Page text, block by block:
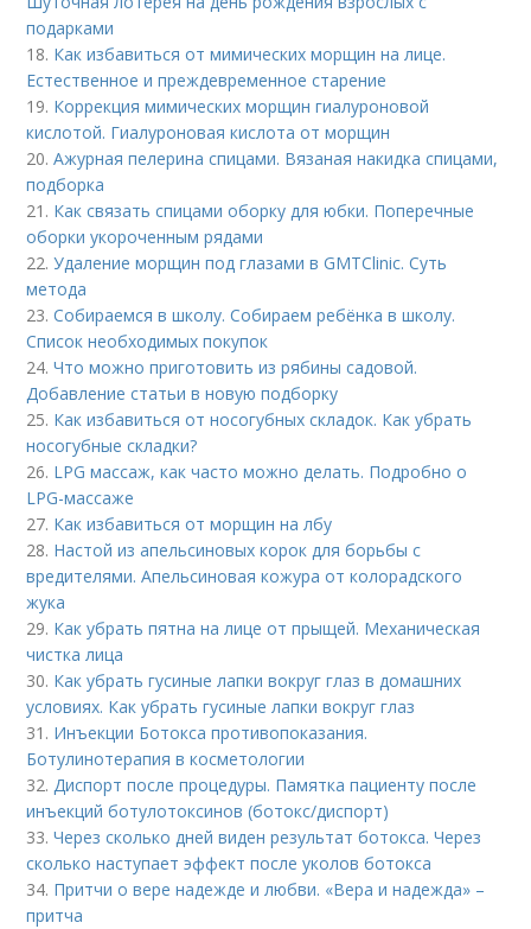
подарками
18. Как избавиться от мимических морщин на лице.
Естественное и преждевременное старение
19. Коррекция мимических морщин гиалуроновой
кислотой. Гиалуроновая кислота от морщин
20.Ажурная пелерина спицами. Вязаная накидка спицами,
подборка
21. Как связать спицами оборку для юбки. Поперечные
оборки укороченным рядами
22.Удаление морщин под глазами в GMTClinic. Суть
метода
23.Собираемся в школу. Собираем ребёнка в школу.
Список необходимых покупок
24.Что можно приготовить из рябины садовой.
Добавление статьи в новую подборку
25. Как избавиться от носогубных складок. Как убрать
носогубные складки?
26. LPG массаж, как часто можно делать. Подробно о
LPG-массаже
27. Как избавиться от морщин на лбу
28. Настой из апельсиновых корок для борьбы с
вредителями. Апельсиновая кожура от колорадского
жука
29. Как убрать пятна на лице от прыщей. Механическая
чистка лица
30. Как убрать гусиные лапки вокруг глаз в домашних
условиях. Как убрать гусиные лапки вокруг глаз
31. Инъекции Ботокса противопоказания.
Ботулинотерапия в косметологии
32.Диспорт после процедуры. Памятка пациенту после
инъекций ботулотоксинов (ботокс/диспорт)
33.Через сколько дней виден результат ботокса. Через
сколько наступает эффект после уколов ботокса
34. Притчи о вере надежде и любви. «Вера и надежда» –
притча